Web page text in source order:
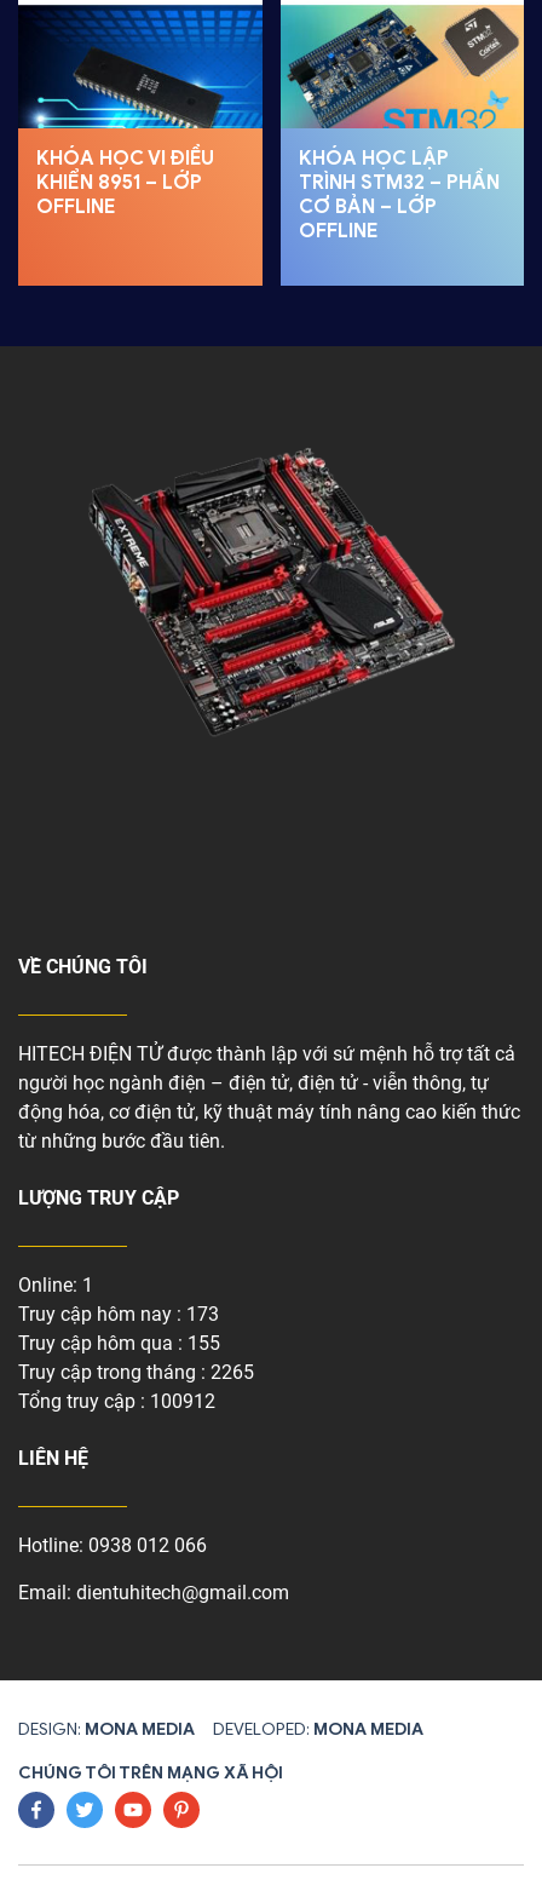
KHÓA HỌC VI ĐIỀU
KHIỂN 8951 – LỚP
OFFLINE
KHÓA HỌC LẬP
TRÌNH STM32 – PHẦN
CƠ BẢN – LỚP
OFFLINE
VỀ CHÚNG TÔI
HITECH ĐIỆN TỬ được thành lập với sứ mệnh hỗ trợ tất cả
người học ngành điện – điện tử, điện tử - viễn thông, tự
động hóa, cơ điện tử, kỹ thuật máy tính nâng cao kiến thức
từ những bước đầu tiên.
LƯỢNG TRUY CẬP
Online: 1
Truy cập hôm nay : 173
Truy cập hôm qua : 155
Truy cập trong tháng : 2265
Tổng truy cập : 100912
LIÊN HỆ
Hotline: 0938 012 066
Email: dientuhitech@gmail.com
DESIGN: MONA MEDIA DEVELOPED: MONA MEDIA
CHÚNG TÔI TRÊN MẠNG XÃ HỘI